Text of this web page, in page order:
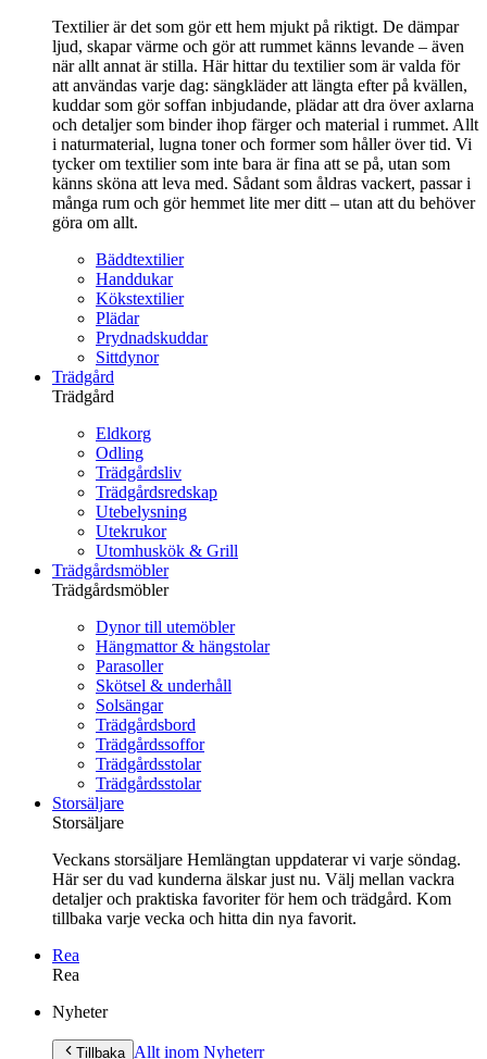
Textilier är det som gör ett hem mjukt på riktigt. De dämpar
ljud, skapar värme och gör att rummet känns levande – även
när allt annat är stilla. Här hittar du textilier som är valda för
att användas varje dag: sängkläder att längta efter på kvällen,
kuddar som gör soffan inbjudande, plädar att dra över axlarna
och detaljer som binder ihop färger och material i rummet. Allt
i naturmaterial, lugna toner och former som håller över tid. Vi
tycker om textilier som inte bara är fina att se på, utan som
känns sköna att leva med. Sådant som åldras vackert, passar i
många rum och gör hemmet lite mer ditt – utan att du behöver
göra om allt.
Bäddtextilier
Handdukar
Kökstextilier
Plädar
Prydnadskuddar
Sittdynor
Trädgård
Trädgård
Eldkorg
Odling
Trädgårdsliv
Trädgårdsredskap
Utebelysning
Utekrukor
Utomhuskök & Grill
Trädgårdsmöbler
Trädgårdsmöbler
Dynor till utemöbler
Hängmattor & hängstolar
Parasoller
Skötsel & underhåll
Solsängar
Trädgårdsbord
Trädgårdssoffor
Trädgårdsstolar
Trädgårdsstolar
Storsäljare
Storsäljare
Veckans storsäljare Hemlängtan uppdaterar vi varje söndag.
Här ser du vad kunderna älskar just nu. Välj mellan vackra
detaljer och praktiska favoriter för hem och trädgård. Kom
tillbaka varje vecka och hitta din nya favorit.
Rea
Rea
Nyheter
Tillbaka Allt inom Nyheterr